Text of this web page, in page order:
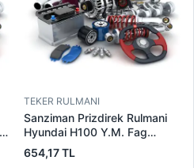
TEKER RULMANI
Sanziman Prizdirek Rulmani
Hyundai H100 Y.M. Fag
8007382RSNR | ZFA 409223
| OEM 43222-4A050 FAG
654,17 TL